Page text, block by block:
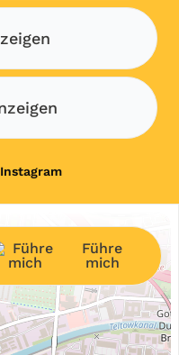
Instagram
Führe
mich